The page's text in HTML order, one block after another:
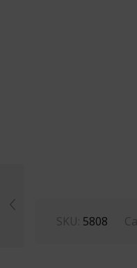
SKU: 5808